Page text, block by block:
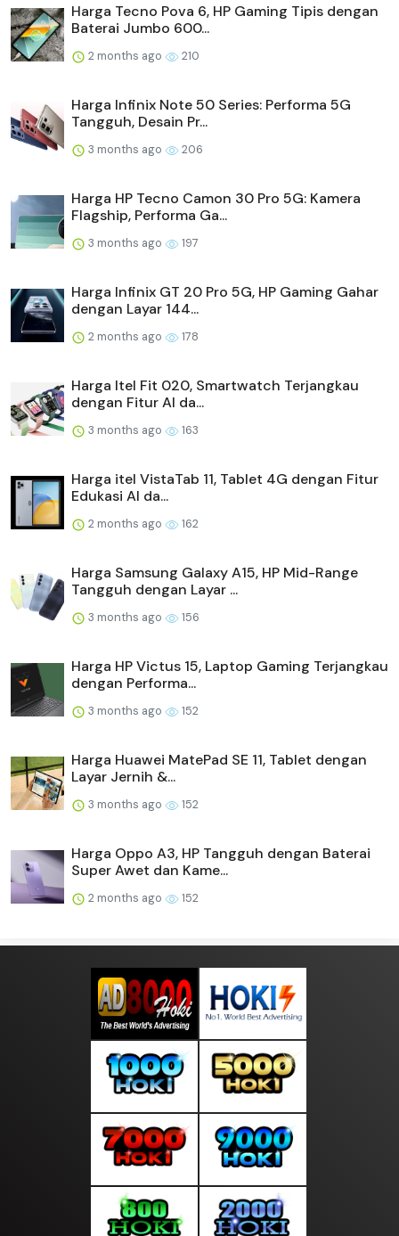
Harga Tecno Pova 6, HP Gaming Tipis dengan
Baterai Jumbo 600...
2 months ago 210
Harga Infinix Note 50 Series: Performa 5G
Tangguh, Desain Pr...
3 months ago 206
Harga HP Tecno Camon 30 Pro 5G: Kamera
Flagship, Performa Ga...
3 months ago 197
Harga Infinix GT 20 Pro 5G, HP Gaming Gahar
dengan Layar 144...
2 months ago 178
Harga Itel Fit 020, Smartwatch Terjangkau
dengan Fitur AI da...
3 months ago 163
Harga itel VistaTab 11, Tablet 4G dengan Fitur
Edukasi AI da...
2 months ago 162
Harga Samsung Galaxy A15, HP Mid-Range
Tangguh dengan Layar ...
3 months ago 156
Harga HP Victus 15, Laptop Gaming Terjangkau
dengan Performa...
3 months ago 152
Harga Huawei MatePad SE 11, Tablet dengan
Layar Jernih &...
3 months ago 152
Harga Oppo A3, HP Tangguh dengan Baterai
Super Awet dan Kame...
2 months ago 152